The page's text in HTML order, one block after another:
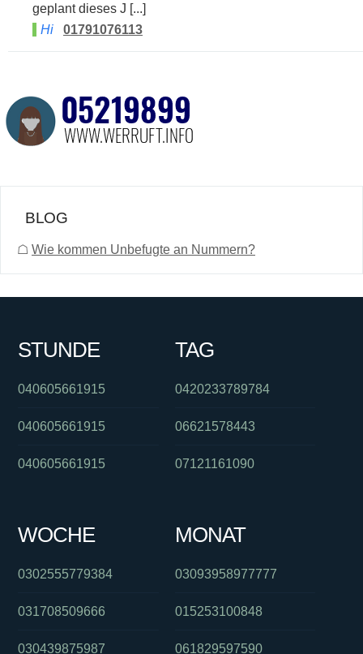
geplant dieses J [...]
Hi
01791076113
BLOG
☖ Wie kommen Unbefugte an Nummern?
STUNDE
040605661915
040605661915
040605661915
TAG
0420233789784
06621578443
07121161090
WOCHE
0302555779384
031708509666
030439875987
MONAT
03093958977777
015253100848
061829597590